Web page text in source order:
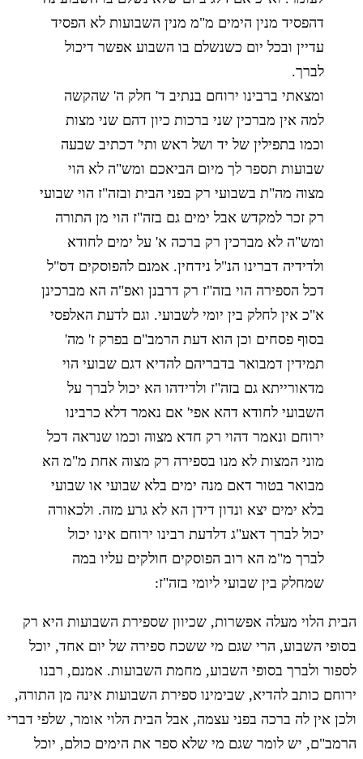
דהפסיד מנין הימים מ"מ מנין השבועות לא הפסיד
עדיין ובכל יום כשנשלם בו השבוע אפשר דיכול
לברך.
ומצאתי ברבינו ירוחם בנתיב ד' חלק ה' שהקשה
למה אין מברכין שני ברכות כיון דהם שני מצות
וכמו בתפילין של יד ושל ראש ותי' דכתיב שבעה
שבועות תספר לך מיום הביאכם ומש"ה לא הוי
מצוה מה"ת בשבועי רק בפני הבית ובזה"ז הוי שבועי
רק זכר למקדש אבל ימים גם בזה"ז הוי מן התורה
ומש"ה לא מברכין רק ברכה א' על ימים לחודא
ולדידיה דברינו הנ"ל נידחין. אמנם להפוסקים דס"ל
דכל הספירה הוי בזה"ז רק דרבנן ואפ"ה הא מברכינן
א"כ אין לחלק בין יומי לשבועי. וגם לדעת האלפסי
בסוף פסחים וכן הוא דעת הרמב"ם בפרק ז' מה'
תמידין דמבואר בדבריהם להדיא דגם שבועי הוי
מדאורייתא גם בזה"ז ולדידהו הא יכול לברך על
השבועי לחודא דהא אפי' אם נאמר דלא כרבינו
ירוחם ונאמר דהוי רק חדא מצוה וכמו שנראה דכל
מוני המצות לא מנו בספירה רק מצוה אחת מ"מ הא
מבואר בטור דאם מנה ימים בלא שבועי או שבועי
בלא ימים יצא ונדון דידן הא לא גרע מזה. ולכאורה
יכול לברך דאע"ג דלדעת רבינו ירוחם אינו יכול
לברך מ"מ הא רוב הפוסקים חולקים עליו במה
שמחלק בין שבועי ליומי בזה"ז:
הבית הלוי מעלה אפשרות, שכיוון שספירת השבועות היא רק
בסופי השבוע, הרי שגם מי ששכח ספירה של יום אחד, יוכל
לספור ולברך בסופי השבוע, מחמת השבועות. אמנם, רבנו
ירוחם כותב להדיא, שבימינו ספירת השבועות אינה מן התורה,
ולכן אין לה ברכה בפני עצמה, אבל הבית הלוי אומר, שלפי דברי
הרמב"ם, יש לומר שגם מי שלא ספר את הימים כולם, יוכל